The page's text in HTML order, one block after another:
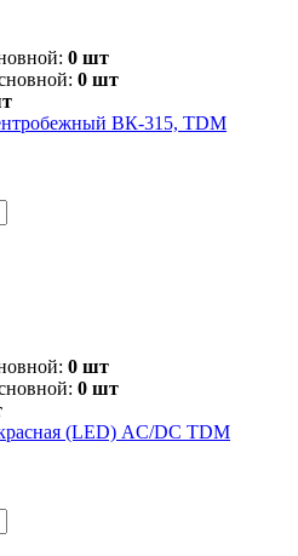
0 шт
0 шт
ВК-315, TDM
0 шт
0 шт
(LED) AC/DC TDM